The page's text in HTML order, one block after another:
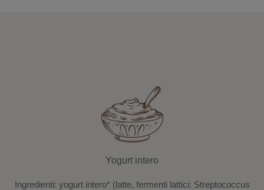
Yogurt intero
Ingredienti: yogurt intero* (latte, fermenti lattici: Streptococcus